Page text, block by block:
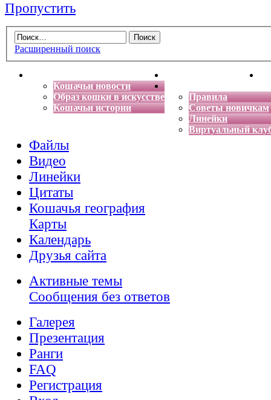
Пропустить
Расширенный поиск
Кошачьи новости
Образ кошки в искусстве
Кошачьи истории
Энциклопедия кошек
Правила
Советы новичкам
Линейки
Виртуальный
Файлы
Видео
Линейки
Цитаты
Кошачья география
Карты
Календарь
Друзья сайта
Активные темы
Сообщения без ответов
Галерея
Презентация
Ранги
FAQ
Регистрация